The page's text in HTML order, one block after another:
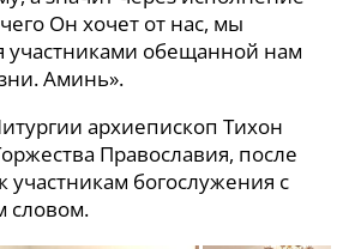
чего Он хочет от нас, мы
участниками обещанной нам
Аминь».
архиепископ Тихон
Православия, после
участникам богослужения с
словом.